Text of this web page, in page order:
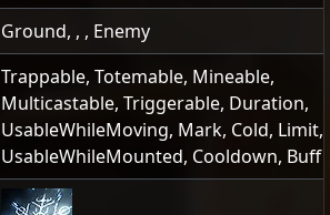
Ground, , , Enemy
Trappable, Totemable, Mineable,
Multicastable, Triggerable, Duration,
UsableWhileMoving, Mark, Cold, Limit,
UsableWhileMounted, Cooldown, Buff